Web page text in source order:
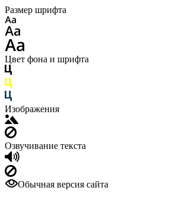
Размер шрифта
Цвет фона и шрифта
Изображения
Озвучивание текста
Обычная версия сайта